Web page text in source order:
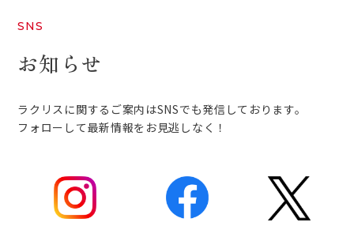
SNS
お知らせ
ラクリスに関するご案内はSNSでも発信しております。
フォローして最新情報をお見逃しなく！